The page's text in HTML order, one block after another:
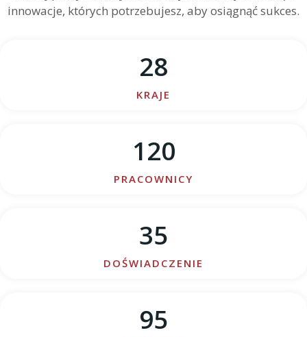
innowacje, których potrzebujesz, aby osiągnąć sukces.
28
KRAJE
120
PRACOWNICY
35
DOŚWIADCZENIE
95